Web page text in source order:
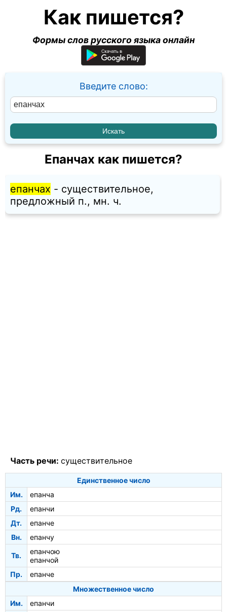
Как пишется?
Формы слов русского языка онлайн
Введите слово:
Епанчах как пишется?
епанчах - существительное,
предложный п., мн. ч.
Часть речи: существительное
Единственное число
Им.
епанча
Рд.
епанчи
Дт.
епанче
Вн.
епанчу
Тв.
епанчою
епанчой
Пр.
епанче
Множественное число
Им.
епанчи